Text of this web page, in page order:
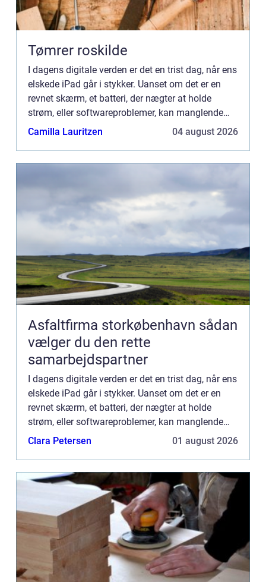
Tømrer roskilde
I dagens digitale verden er det en trist dag, når ens
elskede iPad går i stykker. Uanset om det er en
revnet skærm, et batteri, der nægter at holde
strøm, eller softwareproblemer, kan manglende
funktionalitet på e...
Camilla Lauritzen 04 august 2026
Asfaltfirma storkøbenhavn sådan
vælger du den rette
samarbejdspartner
I dagens digitale verden er det en trist dag, når ens
elskede iPad går i stykker. Uanset om det er en
revnet skærm, et batteri, der nægter at holde
strøm, eller softwareproblemer, kan manglende
funktionalitet på e...
Clara Petersen 01 august 2026